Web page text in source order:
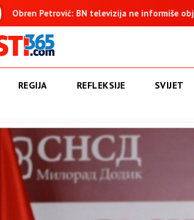
ne informiše objektivno, već pokušava da
REGIJA REFLEKSIJE SVIJET